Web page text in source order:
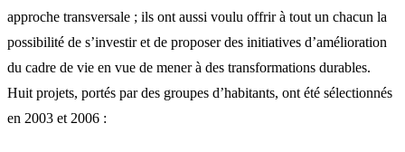
approche transversale ; ils ont aussi voulu offrir à tout un chacun la
possibilité de s’investir et de proposer des initiatives d’amélioration
du cadre de vie en vue de mener à des transformations durables.
Huit projets, portés par des groupes d’habitants, ont été sélectionnés
en 2003 et 2006 :